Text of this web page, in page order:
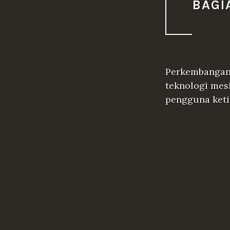
teknologi
pengguna